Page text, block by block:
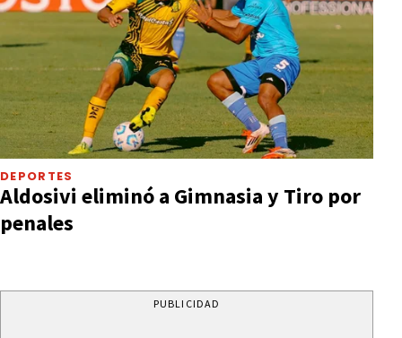
DEPORTES
Aldosivi eliminó a Gimnasia y Tiro por
penales
PUBLICIDAD